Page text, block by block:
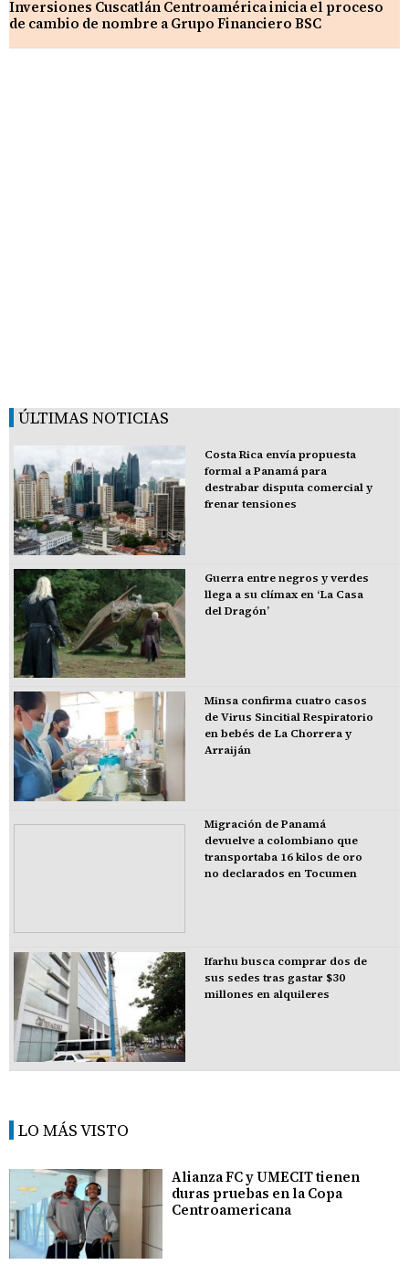
Inversiones Cuscatlán Centroamérica inicia el proceso
de cambio de nombre a Grupo Financiero BSC
ÚLTIMAS NOTICIAS
Costa Rica envía propuesta
formal a Panamá para
destrabar disputa comercial y
frenar tensiones
Guerra entre negros y verdes
llega a su clímax en ‘La Casa
del Dragón’
Minsa confirma cuatro casos
de Virus Sincitial Respiratorio
en bebés de La Chorrera y
Arraiján
Migración de Panamá
devuelve a colombiano que
transportaba 16 kilos de oro
no declarados en Tocumen
Ifarhu busca comprar dos de
sus sedes tras gastar $30
millones en alquileres
LO MÁS VISTO
Alianza FC y UMECIT tienen
duras pruebas en la Copa
Centroamericana